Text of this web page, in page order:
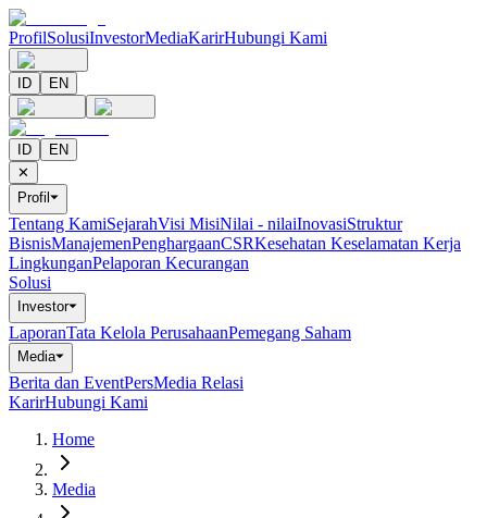
ProfilSolusiInvestorMediaKarirHubungi Kami
ID EN
ID
EN
✕
Profil ⏷
Tentang KamiSejarahVisi MisiNilai - nilaiInovasiStruktur
BisnisManajemenPenghargaanCSRKesehatan Keselamatan Kerja
LingkunganPelaporan Kecurangan
Solusi
Investor⏷
LaporanTata Kelola PerusahaanPemegang Saham
Media⏷
Berita dan EventPersMedia Relasi
KarirHubungi Kami
Home
Media